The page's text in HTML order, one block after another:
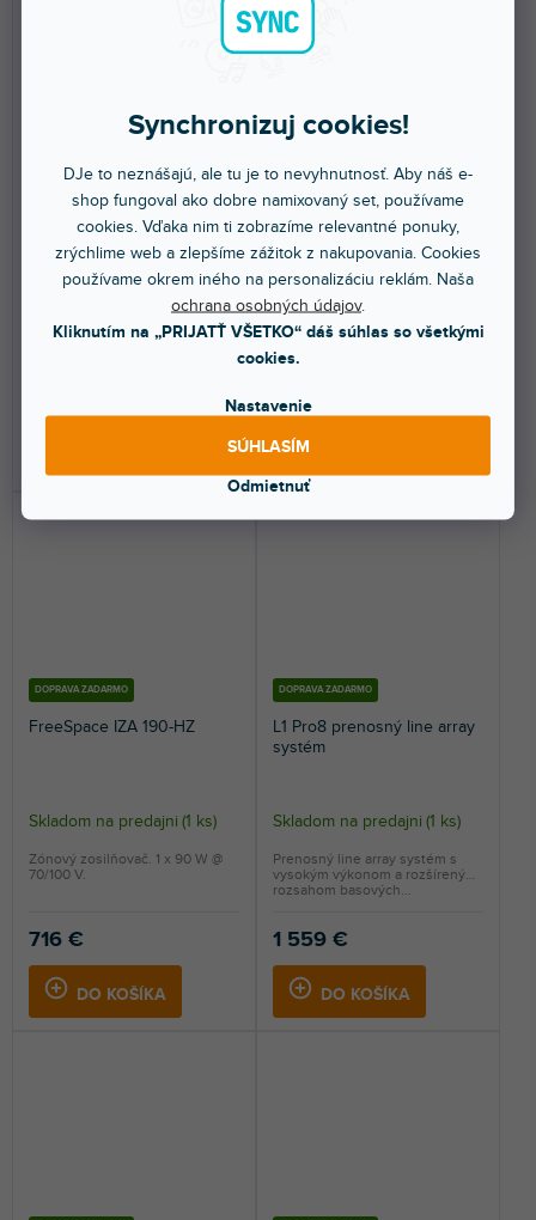
Synchronizuj cookies!
DJe to neznášajú, ale tu je to nevyhnutnosť. Aby náš e-
shop fungoval ako dobre namixovaný set, používame
cookies. Vďaka nim ti zobrazíme relevantné ponuky,
zrýchlime web a zlepšíme zážitok z nakupovania. Cookies
používame okrem iného na personalizáciu reklám. Naša
ochrana osobných údajov.
Kliknutím na „PRIJATŤ VŠETKO“ dáš súhlas so všetkými
cookies.
Nastavenie
Odmietnuť
SÚHLASÍM
ControlCenter CC-3D Zone
Controller, farba biela
Skladom na predajni(1 ks)
hlasitosti s prepínaním 4
PowerSpace P4300A
Skladom na predajni(1 ks)
2 222 €
Profesionálny zosilňovač pre
komerčné zvukové systémy 4-8
Ohm alebo 70/100V....
DOPRAVA ZADARMO
FreeSpace IZA 190-HZ
Skladom na predajni (1 ks)
716 €
DO KOŠÍKA
Zónový zosilňovač. 1 x 90 W @
70/100 V.
DOPRAVA ZADARMO
L1 Pro8 prenosný line array
systém
Skladom na predajni (1 ks)
1 559 €
DO KOŠÍKA
Prenosný line array systém s
vysokým výkonom a rozšíreným
rozsahom basových...